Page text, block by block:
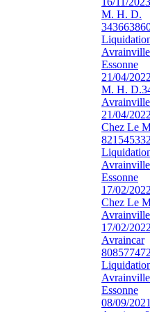
M. H. D.
Avrainville
Essonne
21/04/2022
M. H. D.
Avrainville
21/04/2022
Chez Le
821545332
Avrainville
Essonne
17/02/2022
Chez Le
Avrainville
17/02/2022
Avraincar
808577472
Avrainville
Essonne
08/09/2021